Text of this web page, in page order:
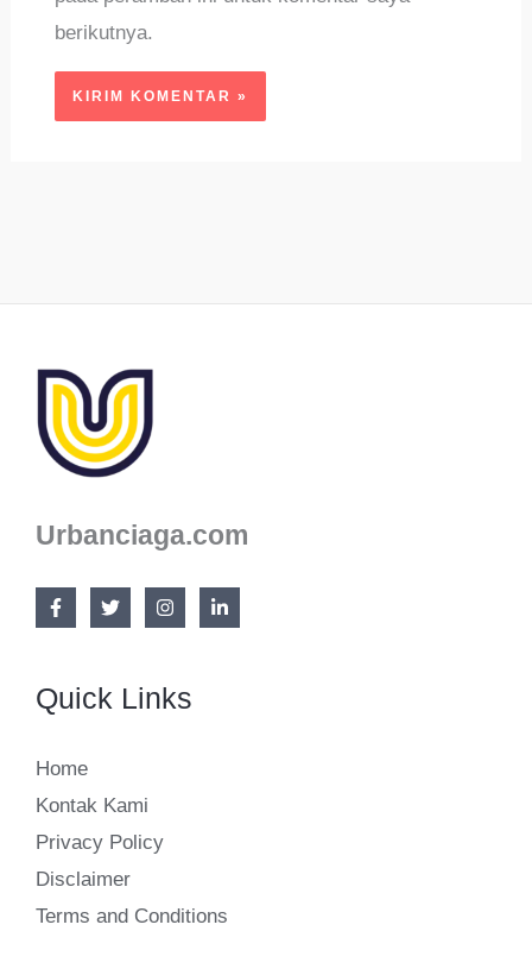
berikutnya.
Urbanciaga.com
Quick Links
Home
Kontak Kami
Privacy Policy
Disclaimer
Terms and Conditions